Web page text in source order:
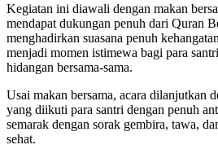
Kegiatan ini diawali dengan makan
mendapat dukungan penuh dari Quran
menghadirkan suasana penuh
menjadi momen istimewa bagi para
hidangan bersama-sama.
Usai makan bersama, acara dilanjutkan
yang diikuti para santri dengan penuh
semarak dengan sorak gembira, tawa,
sehat.